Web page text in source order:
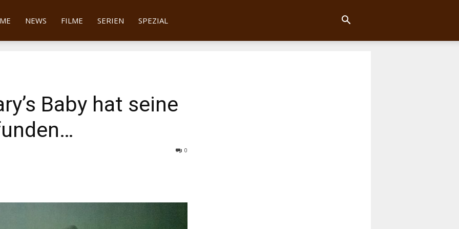
NEWS FILME SERIEN SPEZIAL
Baby hat seine
0